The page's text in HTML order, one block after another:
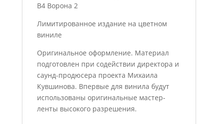
B4 Ворона 2
Лимитированное издание на цветном
виниле
Оригинальное оформление. Материал
подготовлен при содействии директора и
саунд-продюсера проекта Михаила
Кувшинова. Впервые для винила будут
использованы оригинальные мастер-
ленты высокого разрешения.